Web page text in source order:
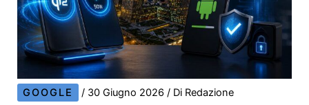
GOOGLE / 30 Giugno 2026/ Di Redazione